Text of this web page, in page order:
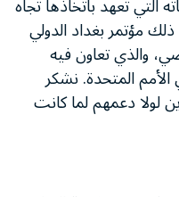
مؤتمر بغداد الدولي
والذي تعاون فيه
الأمم المتحدة. نشكر
لولا دعمهم لما كانت